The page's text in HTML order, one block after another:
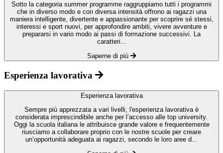
Sotto la categoria summer programme raggruppiamo tutti i programmi
che in diverso modo e con diversa intensità offrono ai ragazzi una
maniera intelligente, divertente e appassionante per scoprire sé stessi,
interessi e sport nuovi, per approfondire ambiti, vivere avventure e
prepararsi in vario modo ai passi di formazione successivi. La
caratteri...
Saperne di più
Esperienza lavorativa
Esperienza lavorativa
Sempre più apprezzata a vari livelli, l'esperienza lavorativa è
considerata imprescindibile anche per l’accesso alle top university.
Oggi la scuola italiana le attribuisce grande valore e frequentemente
riusciamo a collaborare proprio con le nostre scuole per creare
un’opportunità adeguata ai ragazzi, secondo le loro aree d...